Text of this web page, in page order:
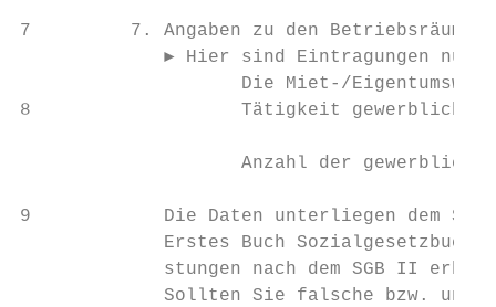
7         7. Angaben zu den Betriebsräumen
► Hier sind Eintragungen nur
Die Miet-/
8                   Tätigkeit gewerblich
Anzahl der gewerblich
9            Die Daten unterliegen dem
Erstes Buch Sozialgesetzbuch
stungen nach dem SGB II
Sollten Sie falsche bzw.